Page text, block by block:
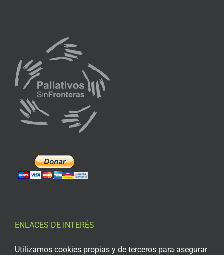
ENLACES DE INTERÉS
Aviso Legal
Utilizamos cookies propias y de terceros para asegurar